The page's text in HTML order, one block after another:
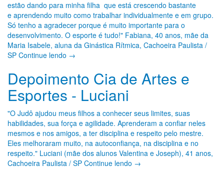
estão dando para minha filha que está crescendo bastante
e aprendendo muito como trabalhar individualmente e em grupo.
Só tenho a agradecer porque é muito importante para o
desenvolvimento. O esporte é tudo!" Fabiana, 40 anos, mãe da
Maria Isabele, aluna da Ginástica Rítmica, Cachoeira Paulista /
SP Continue lendo →
Depoimento Cia de Artes e
Esportes - Luciani
"O Judô ajudou meus filhos a conhecer seus limites, suas
habilidades, sua força e agilidade. Aprenderam a confiar neles
mesmos e nos amigos, a ter disciplina e respeito pelo mestre.
Eles melhoraram muito, na autoconfiança, na disciplina e no
respeito." Luciani (mãe dos alunos Valentina e Joseph), 41 anos,
Cachoeira Paulista / SP Continue lendo →